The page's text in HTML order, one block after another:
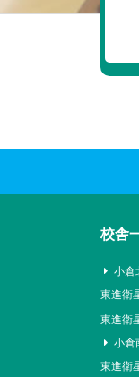
校舎
小倉
東進衛
東進衛
小倉
東進衛